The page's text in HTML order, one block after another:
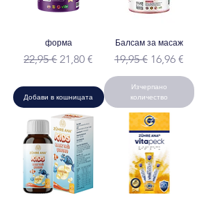
форма
Редовна цена
22,95 € Продажна цена
21,80 €
Добави в кошницата
Балсам за масаж
Редовна цена
19,95 € Продажна
16,96 €
Изчерпано
количество